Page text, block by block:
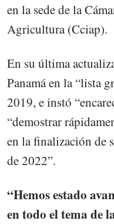
en la sede de la
Agricultura (Cciap).
En su última
Panamá en la “lista
2019, e instó
“demostrar
en la finalización de
de 2022”.
“Hemos estado
en todo el tema de